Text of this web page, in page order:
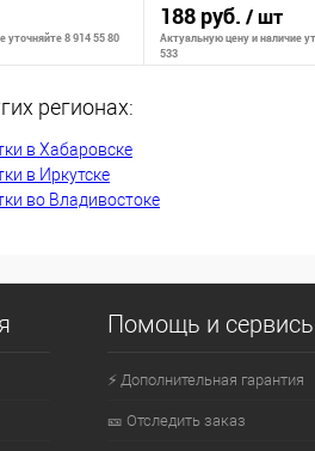
уточняйте 8 914 55 80
о наличии
AUTOSTOP 404-203
188 руб. / шт
Актуальную цену и наличие
533
регионах:
в Хабаровске
в Иркутске
во Владивостоке
Помощь и
⚡ Дополнительная гарантия
🎫 Отследить заказ